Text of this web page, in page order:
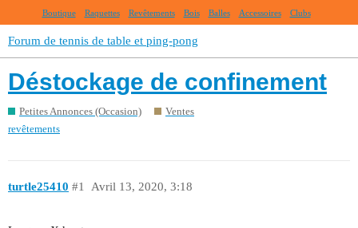
Boutique Raquettes Revêtements Bois Balles Accessoires Clubs
Forum de tennis de table et ping-pong
Déstockage de confinement
Petites Annonces (Occasion)
Ventes
revêtements
turtle25410 Avril 13, 2020, 3:18
#1